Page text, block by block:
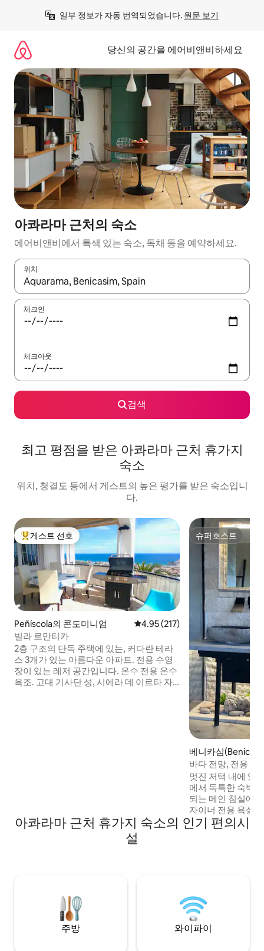
일부 정보가 자동 번역되었습니다. 원문 보기
당신의 공간을 에어비앤비하세요
아콰라마 근처의 숙소
에어비앤비에서 특색 있는 숙소, 독채 등을 예약하세요.
위치
결과가 나오면 위·아래 화살표 키를 사용하거나 터치 또는 스와이
체크인
체크아웃
검색
최고 평점을 받은 아콰라마 근처 휴가지
숙소
위치, 청결도 등에서 게스트의 높은 평가를 받은 숙소입니
다.
상위 게스트 선호
게스트 선호
Peñíscola의 콘도미니엄 평점 4.95점(5점 만점), 후기 217
4.95 (217)
빌라 로만티카
2층 구조의 단독 주택에 있는, 커다란 테라
스 3개가 있는 아름다운 아파트. 전용 수영
장이 있는 레저 공간입니다. 온수 전용 온수
욕조. 고대 기사단 성, 시에라 데 이르타 자
슈퍼호스트
슈퍼호스트
베니카심
트 스위트
바다 전망, 전용 수
스위트
멋진 저택 내에 있
에서 독특한 숙박
되는 메인 침실에
자이너 전용 욕실
는 소파, TV, 네스
어 트윈 더블 침대
로를 좋아할 것입
아콰라마 근처 휴가지 숙소의 인기 편의시
설
주방 와이파이